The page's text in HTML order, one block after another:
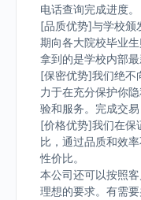
电话查询完成进度。
[品质优势]与学校颁
期向各大院校毕业
拿到的是学校内部最
[保密优势]我们绝不
力于在充分保护你
验和服务。完成交
[价格优势]我们在保
比，通过品质和效
性价比。
本公司还可以按照
理想的要求。有需